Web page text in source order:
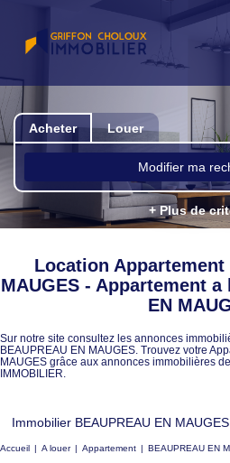
Acheter Louer
Modifier ma
+ Plus de
Location Appartement
MAUGES - Appartement a
EN
Sur notre site consultez les annonces
BEAUPREAU EN MAUGES. Trouvez votre
MAUGES grâce aux annonces immobilières
IMMOBILIER.
Immobilier BEAUPREAU EN MAUGES
Accueil A louer Appartement BEAUPREAU EN